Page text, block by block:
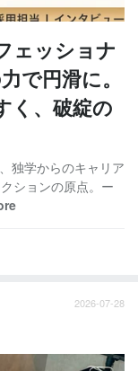
ェッショナ
で円滑に。
く、破綻の
独学からのキャリア
ションの原点。ー
2026-07-28